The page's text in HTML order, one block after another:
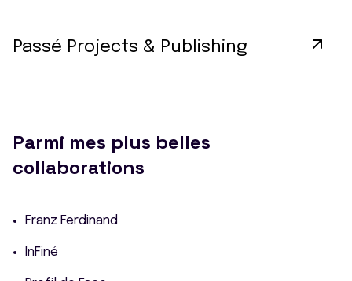
Passé Projects & Publishing
Parmi mes plus belles
collaborations
Franz Ferdinand
InFiné